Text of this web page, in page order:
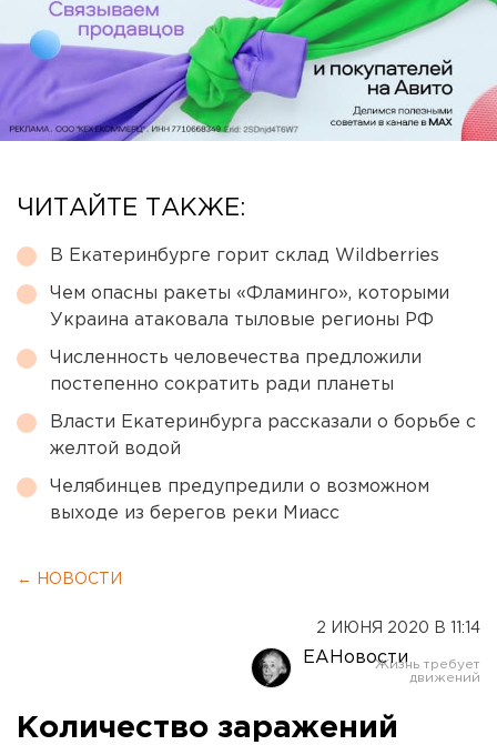
ЧИТАЙТЕ ТАКЖЕ:
В Екатеринбурге горит склад Wildberries
Чем опасны ракеты «Фламинго», которыми
Украина атаковала тыловые регионы РФ
Численность человечества предложили
постепенно сократить ради планеты
Власти Екатеринбурга рассказали о борьбе с
желтой водой
Челябинцев предупредили о возможном
выходе из берегов реки Миасс
← НОВОСТИ
2 ИЮНЯ 2020 В 11:14
ЕАНовости
Количество заражений